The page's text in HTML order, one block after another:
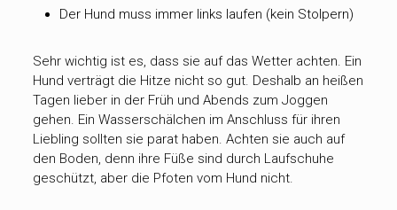
Der Hund muss immer links laufen (kein Stolpern)
Sehr wichtig ist es, dass sie auf das Wetter achten. Ein
Hund verträgt die Hitze nicht so gut. Deshalb an heißen
Tagen lieber in der Früh und Abends zum Joggen
gehen. Ein Wasserschälchen im Anschluss für ihren
Liebling sollten sie parat haben. Achten sie auch auf
den Boden, denn ihre Füße sind durch Laufschuhe
geschützt, aber die Pfoten vom Hund nicht.